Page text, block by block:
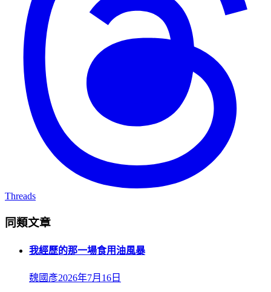
Threads
同類文章
我經歷的那一場食用油風暴
魏國彥2026年7月16日